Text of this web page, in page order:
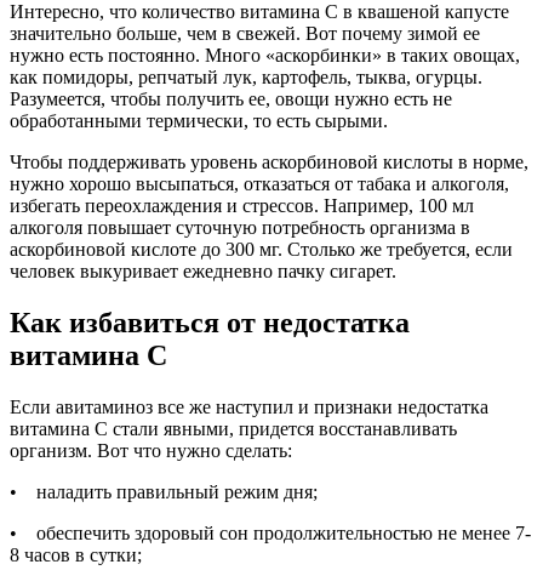
Интересно, что количество витамина С в квашеной капусте
значительно больше, чем в свежей. Вот почему зимой ее
нужно есть постоянно. Много «аскорбинки» в таких овощах,
как помидоры, репчатый лук, картофель, тыква, огурцы.
Разумеется, чтобы получить ее, овощи нужно есть не
обработанными термически, то есть сырыми.
Чтобы поддерживать уровень аскорбиновой кислоты в норме,
нужно хорошо высыпаться, отказаться от табака и алкоголя,
избегать переохлаждения и стрессов. Например, 100 мл
алкоголя повышает суточную потребность организма в
аскорбиновой кислоте до 300 мг. Столько же требуется, если
человек выкуривает ежедневно пачку сигарет.
Как избавиться от недостатка
витамина С
Если авитаминоз все же наступил и признаки недостатка
витамина С стали явными, придется восстанавливать
организм. Вот что нужно сделать:
• наладить правильный режим дня;
• обеспечить здоровый сон продолжительностью не менее 7-
8 часов в сутки;